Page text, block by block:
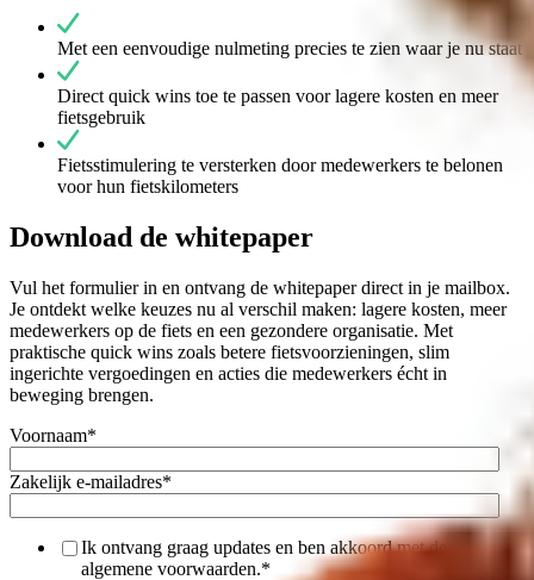
Met een eenvoudige nulmeting precies te zien waar je nu staat
Direct quick wins toe te passen voor lagere kosten en meer
fietsgebruik
Fietsstimulering te versterken door medewerkers te belonen
voor hun fietskilometers
Download de whitepaper
Vul het formulier in en ontvang de whitepaper direct in je mailbox.
Je ontdekt welke keuzes nu al verschil maken: lagere kosten, meer
medewerkers op de fiets en een gezondere organisatie. Met
praktische quick wins zoals betere fietsvoorzieningen, slim
ingerichte vergoedingen en acties die medewerkers écht in
beweging brengen.
Voornaam*
Zakelijk e-mailadres*
Ik ontvang graag updates en ben akkoord met de
algemene voorwaarden.*